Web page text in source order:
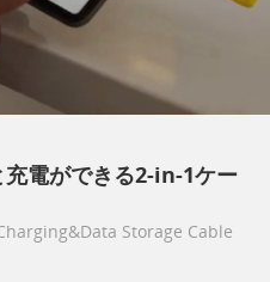
電ができる2-in-1ケー
Storage Cable